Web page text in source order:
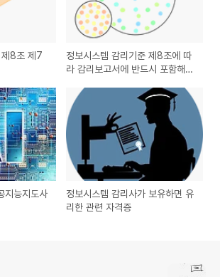
제8조 제7
정보시스템 감리기준 제8조에 따
라 감리보고서에 반드시 포함해야
지능지도사
정보시스템 감리사가 보유하면 유
리한 관련 자격증